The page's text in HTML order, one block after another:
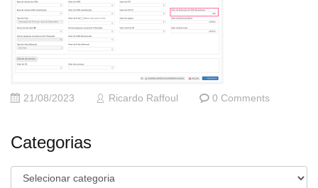
21/08/2023 Ricardo Raffoul 0 Comments
Categorias
Categorias